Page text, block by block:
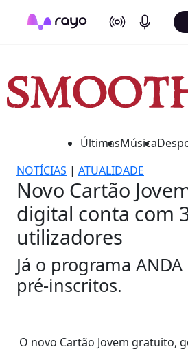
On Air Podcasts
ÚltimasMúsica
NOTÍCIAS | ATUALIDADE
Novo Cartão
digital conta com
utilizadores
Já o programa
pré-inscritos.
O novo Cartão Jovem gratuito,